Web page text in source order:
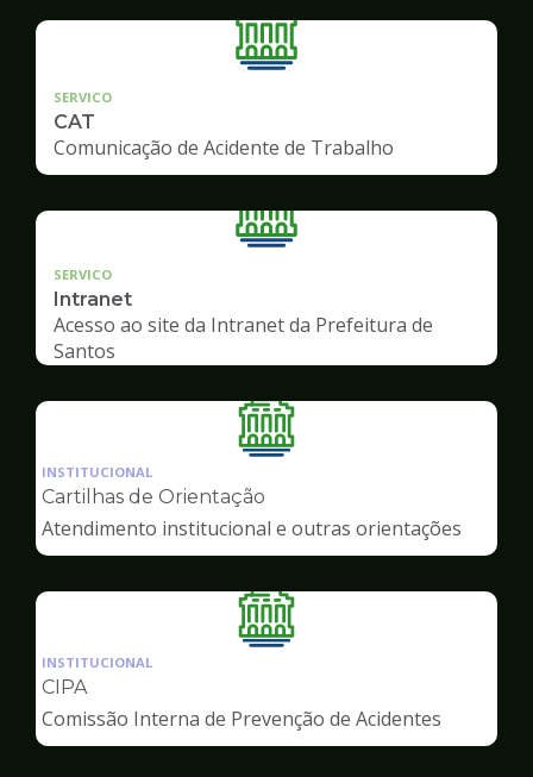
SERVICO
CAT
Comunicação de Acidente de Trabalho
SERVICO
Intranet
Acesso ao site da Intranet da Prefeitura de
Santos
Ilustração
da
de
Servidor
INSTITUCIONAL
Cartilhas de Orientação
Atendimento institucional e outras orientações
Ilustração
da
Servidor
INSTITUCIONAL
CIPA
Comissão Interna de Prevenção de Acidentes